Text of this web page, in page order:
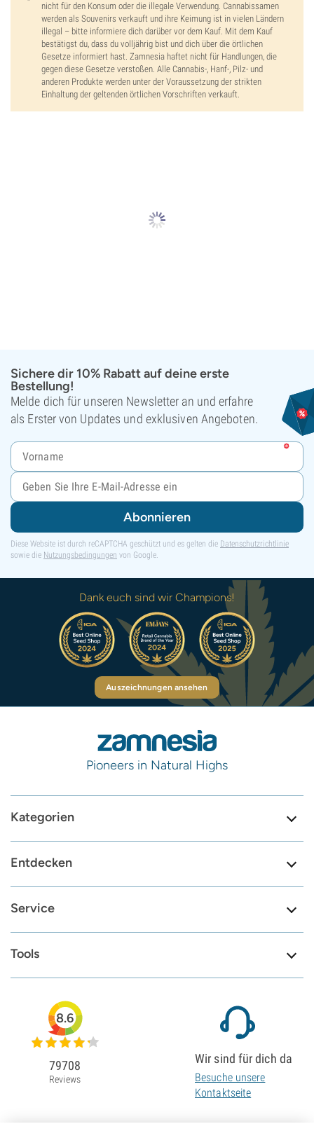
nicht für den Konsum oder die illegale Verwendung. Cannabissamen
werden als Souvenirs verkauft und ihre Keimung ist in vielen Ländern
illegal – bitte informiere dich darüber vor dem Kauf. Mit dem Kauf
bestätigst du, dass du volljährig bist und dich über die örtlichen
Gesetze informiert hast. Zamnesia haftet nicht für Handlungen, die
gegen diese Gesetze verstoßen. Alle Cannabis-, Hanf-, Pilz- und
anderen Produkte werden unter der Voraussetzung der strikten
Einhaltung der geltenden örtlichen Vorschriften verkauft.
Sichere dir 10% Rabatt auf deine erste
Bestellung!
Melde dich für unseren Newsletter an und erfahre
als Erster von Updates und exklusiven Angeboten.
Abonnieren
Diese Website ist durch reCAPTCHA geschützt und es gelten die Datenschutzrichtlinie
sowie die Nutzungsbedingungen von Google.
Dank euch sind wir Champions!
Auszeichnungen ansehen
Pioneers in Natural Highs
Kategorien
Entdecken
Service
Tools
8.6
79708
Reviews
Wir sind für dich da
Besuche unsere
Kontaktseite